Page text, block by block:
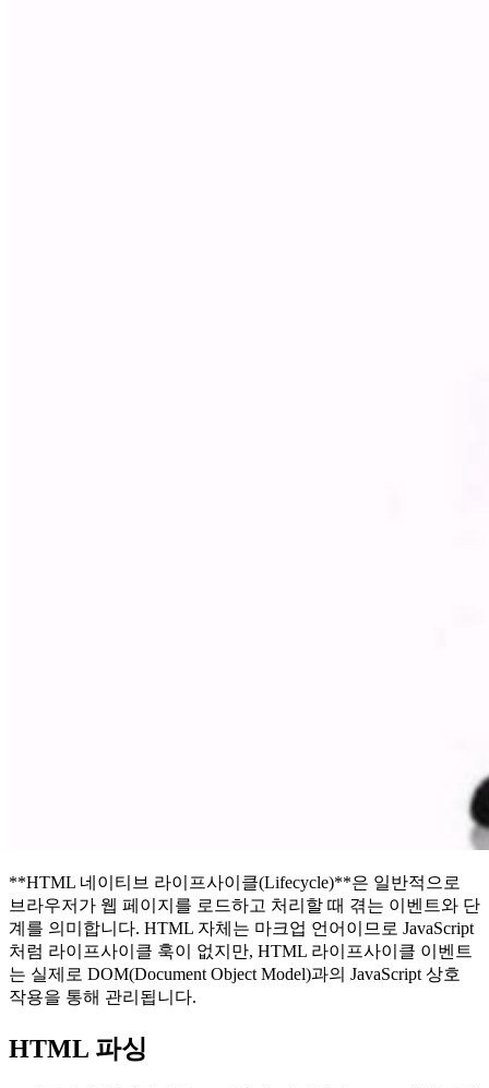
**HTML 네이티브 라이프사이클(Lifecycle)**은 일반적으로
브라우저가 웹 페이지를 로드하고 처리할 때 겪는 이벤트와 단
계를 의미합니다. HTML 자체는 마크업 언어이므로 JavaScript
처럼 라이프사이클 훅이 없지만, HTML 라이프사이클 이벤트
는 실제로 DOM(Document Object Model)과의 JavaScript 상호
작용을 통해 관리됩니다.
HTML 파싱